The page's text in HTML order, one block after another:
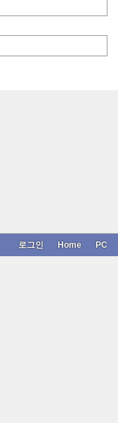
PC
Home
로그인